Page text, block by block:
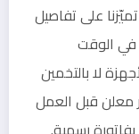
على تفاصيل
الوقت
لا بالتخمين
معلن قبل العمل